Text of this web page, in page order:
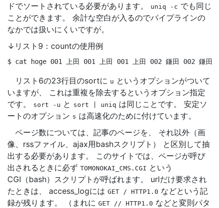
ドでソートされている必要があります。
uniq -c でも同じ
ことができます。 余計な空白が入るのでパイプラインの
なかでは扱いにくいですが。
↓リスト9：countの使用例
$ cat hoge 001 上田 001 上田 001 上田 002 鎌田 002 鎌田
リスト6の23行目のsortに u というオプションがついて
いますが、 これは重複を除去するというオプション指定
です。
sort -u と sort uniq は同じことです。 安定ソ
ートのオプション s は高速化のために付けています。
ページ数については、記事のページを、 それ以外（画
像、rssファイル、ajax用bashスクリプト） と区別して抽
出する必要があります。 このサイトでは、ページが呼び
出されるときに必ず TOMONOKAI_CMS.CGI という
CGI（bash）スクリプトが呼ばれます。 urlだけ要求され
たときは、 access_logには GET / HTTP1.0 などという記
録が残ります。 （まれに GET // HTTP1.0 などと変則パタ